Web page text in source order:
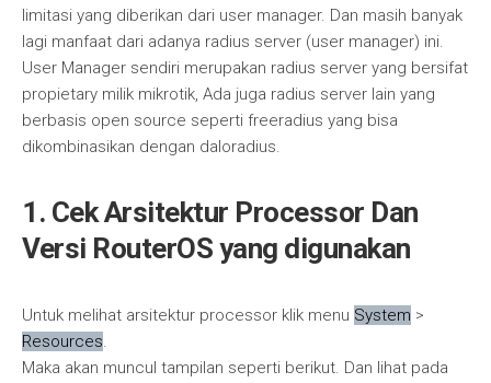
limitasi yang diberikan dari user manager. Dan masih banyak
lagi manfaat dari adanya radius server (user manager) ini.
User Manager sendiri merupakan radius server yang bersifat
propietary milik mikrotik, Ada juga radius server lain yang
berbasis open source seperti freeradius yang bisa
dikombinasikan dengan daloradius.
1. Cek Arsitektur Processor Dan
Versi RouterOS yang digunakan
Untuk melihat arsitektur processor klik menu System >
Resources.
Maka akan muncul tampilan seperti berikut. Dan lihat pada